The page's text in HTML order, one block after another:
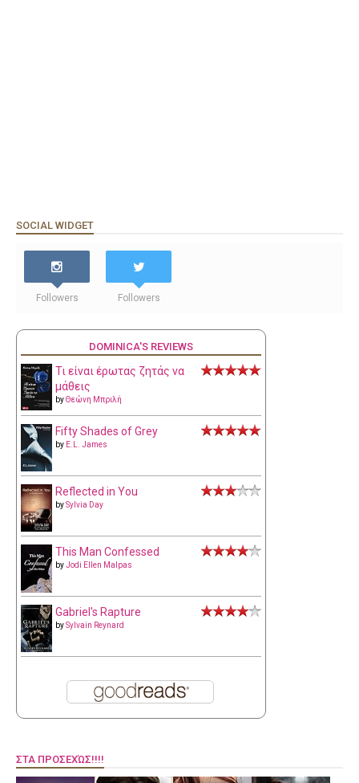
SOCIAL WIDGET
Followers Followers
DOMINICA'S REVIEWS
Τι είναι έρωτας ζητάς να
μάθεις
byΘεώνη Μπριλή
Fifty Shades of Grey
by E.L. James
Reflected in You
bySylvia Day
This Man Confessed
byJodi Ellen Malpas
Gabriel's Rapture
bySylvain Reynard
ΣΤΑ ΠΡΟΣΕΧΏΣ!!!!